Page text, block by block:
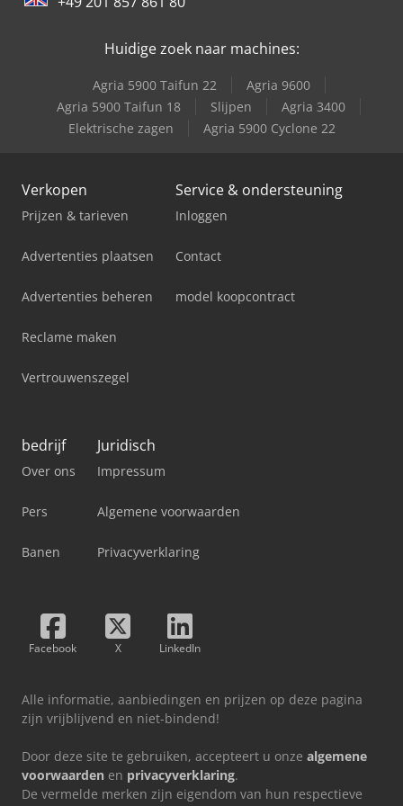
Huidige zoek naar machines:
Agria 5900 Taifun 22
Agria 9600
Agria 5900 Taifun 18
Slijpen
Agria 3400
Elektrische zagen
Agria 5900 Cyclone 22
Verkopen
Prijzen & tarieven
Advertenties plaatsen
Advertenties beheren
Reclame maken
Vertrouwenszegel
Service & ondersteuning
Inloggen
Contact
model koopcontract
bedrijf
Over ons
Pers
Banen
Juridisch
Impressum
Algemene voorwaarden
Privacyverklaring
Facebook X LinkedIn
Alle informatie, aanbiedingen en prijzen op deze pagina
zijn vrijblijvend en niet-bindend!
Door deze site te gebruiken, accepteert u onze algemene
voorwaarden en privacyverklaring.
De vermelde merken zijn eigendom van hun respectieve